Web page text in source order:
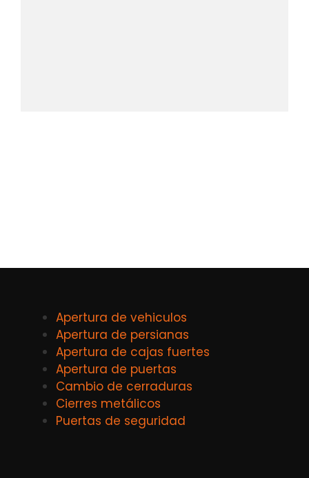
Apertura de vehiculos
Apertura de persianas
Apertura de cajas fuertes
Apertura de puertas
Cambio de cerraduras
Cierres metálicos
Puertas de seguridad